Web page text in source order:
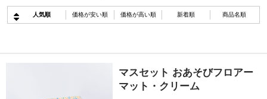
人気順 価格が安い順 価格が高い順 新着順 商品名順
マスセット おあそびフロアー
マット・クリーム